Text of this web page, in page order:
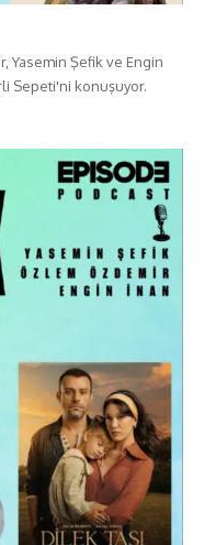
Yasemin Şefik ve Engin
Sepeti'ni konuşuyor.